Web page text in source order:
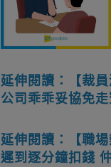
延伸閱讀：【裁
公司乖乖妥協免
延伸閱讀：【職
遲到逐分鐘扣錢